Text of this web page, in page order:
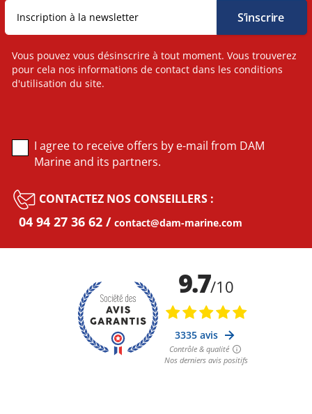
Vous pouvez vous désinscrire à tout moment. Vous trouverez
pour cela nos informations de contact dans les conditions
d'utilisation du site.
I agree to receive offers by e-mail from DAM
Marine and its partners.
CONTACTEZ NOS CONSEILLERS :
04 94 27 36 62 contact@dam-marine.com